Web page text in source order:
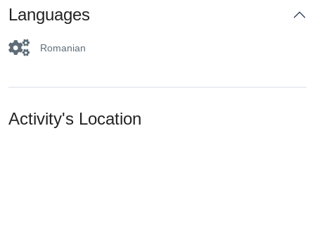
Languages
Romanian
Activity's Location